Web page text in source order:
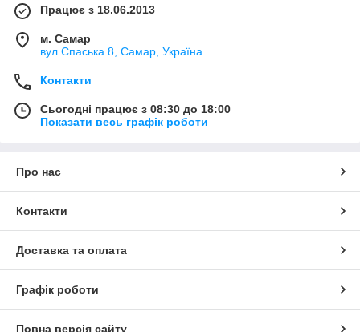
Працює з 18.06.2013
м. Самар
вул.Спаська 8, Самар, Україна
Контакти
Сьогодні працює з 08:30 до 18:00
Показати весь графік роботи
Про нас
Контакти
Доставка та оплата
Графік роботи
Повна версія сайту